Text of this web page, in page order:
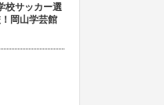
校サッカー選
岡山学芸館